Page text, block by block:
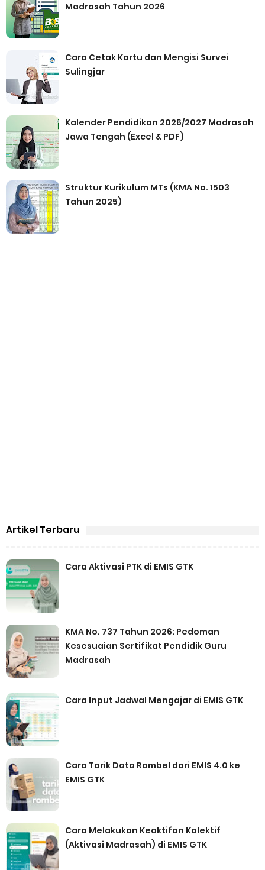
Madrasah Tahun 2026
Cara Cetak Kartu dan Mengisi Survei
Sulingjar
Kalender Pendidikan 2026/2027 Madrasah
Jawa Tengah (Excel & PDF)
Struktur Kurikulum MTs (KMA No. 1503
Tahun 2025)
Artikel Terbaru
Cara Aktivasi PTK di EMIS GTK
KMA No. 737 Tahun 2026: Pedoman
Kesesuaian Sertifikat Pendidik Guru
Madrasah
Cara Input Jadwal Mengajar di EMIS GTK
Cara Tarik Data Rombel dari EMIS 4.0 ke
EMIS GTK
Cara Melakukan Keaktifan Kolektif
(Aktivasi Madrasah) di EMIS GTK